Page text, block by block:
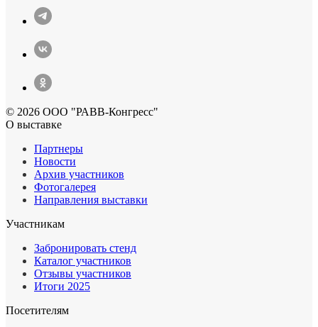
© 2026 ООО "РАВВ-Конгресс"
О выставке
Партнеры
Новости
Архив участников
Фотогалерея
Направления выставки
Участникам
Забронировать стенд
Каталог участников
Отзывы участников
Итоги 2025
Посетителям